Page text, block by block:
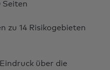
Seiten
zu 14 Risikogebieten
über die